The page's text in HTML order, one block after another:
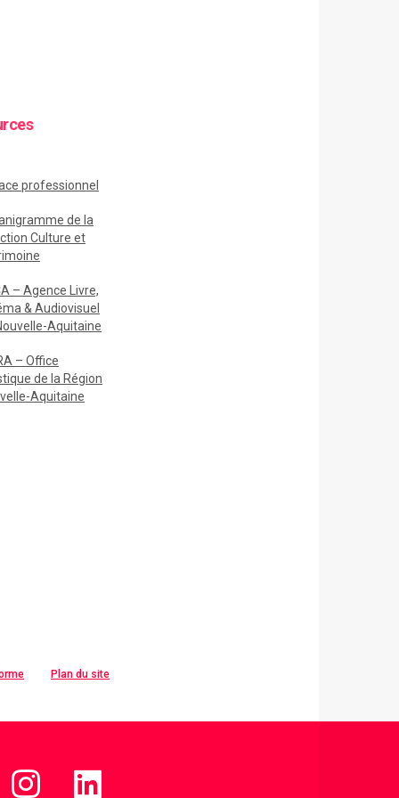
professionnel
de la
Culture et
– Agence Livre,
& Audiovisuel
Aquitaine
– Office
de la Région
Aquitaine
Plan du site